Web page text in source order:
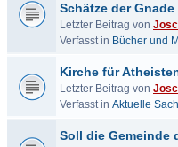
Schätze der
Letzter Beitrag von
Verfasst in Bücher und
Kirche für
Letzter Beitrag von
Verfasst in Aktuelle
Soll die Gemeinde